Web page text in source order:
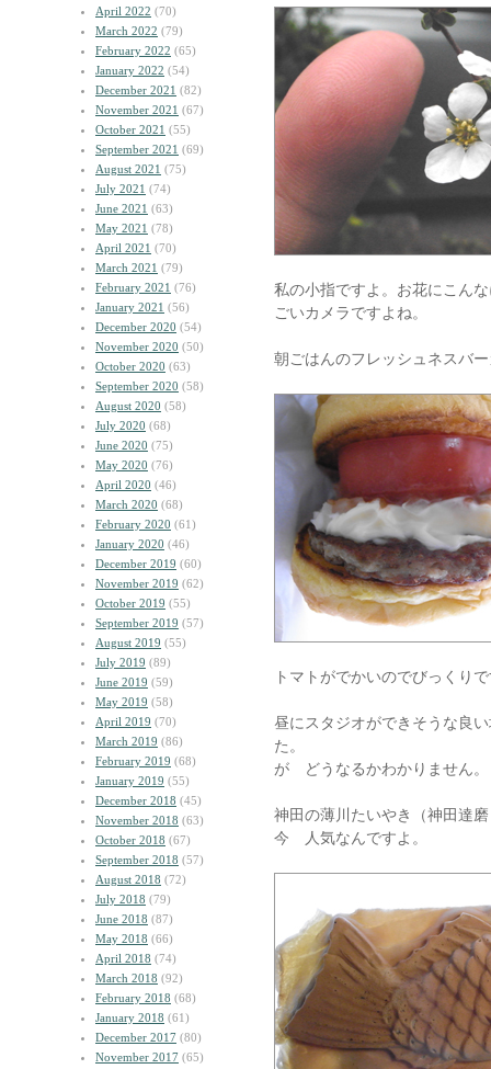
April 2022 (70)
March 2022 (79)
February 2022 (65)
January 2022 (54)
December 2021 (82)
November 2021 (67)
October 2021 (55)
September 2021 (69)
August 2021 (75)
July 2021 (74)
June 2021 (63)
May 2021 (78)
April 2021 (70)
March 2021 (79)
February 2021 (76)
January 2021 (56)
December 2020 (54)
November 2020 (50)
October 2020 (63)
September 2020 (58)
August 2020 (58)
July 2020 (68)
June 2020 (75)
May 2020 (76)
April 2020 (46)
March 2020 (68)
February 2020 (61)
January 2020 (46)
December 2019 (60)
November 2019 (62)
October 2019 (55)
September 2019 (57)
August 2019 (55)
July 2019 (89)
June 2019 (59)
May 2019 (58)
April 2019 (70)
March 2019 (86)
February 2019 (68)
January 2019 (55)
December 2018 (45)
November 2018 (63)
October 2018 (67)
September 2018 (57)
August 2018 (72)
July 2018 (79)
June 2018 (87)
May 2018 (66)
April 2018 (74)
March 2018 (92)
February 2018 (68)
January 2018 (61)
December 2017 (80)
November 2017 (65)
私の小指ですよ。お花にこん
ごいカメラですよね。
朝ごはんのフレッシュネスバ
トマトがでかいのでびっくり
昼にスタジオができそうな良
た。
が どうなるかわかりません。
神田の薄川たいやき（神田達
今 人気なんですよ。